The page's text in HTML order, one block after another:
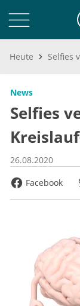
Heute Selfies
News
Selfies
26.08.2020
Facebook